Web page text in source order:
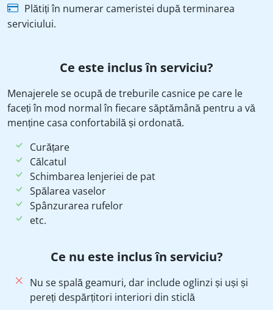
Plătiți în numerar cameristei după terminarea
serviciului.
Ce este inclus în serviciu?
Menajerele se ocupă de treburile casnice pe care le
faceți în mod normal în fiecare săptămână pentru a vă
menține casa confortabilă și ordonată.
Curățare
Călcatul
Schimbarea lenjeriei de pat
Spălarea vaselor
Spânzurarea rufelor
etc.
Ce nu este inclus în serviciu?
Nu se spală geamuri, dar include oglinzi și uși și
pereți despărțitori interiori din sticlă